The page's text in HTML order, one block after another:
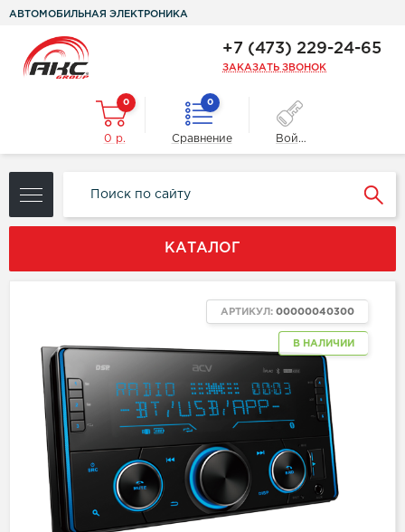
АВТОМОБИЛЬНАЯ ЭЛЕКТРОНИКА
+7 (473) 229-24-65
ЗАКАЗАТЬ ЗВОНОК
0
0 р.
0
Сравнение Войти
КАТАЛОГ
В НАЛИЧИИ
АРТИКУЛ: 00000040300